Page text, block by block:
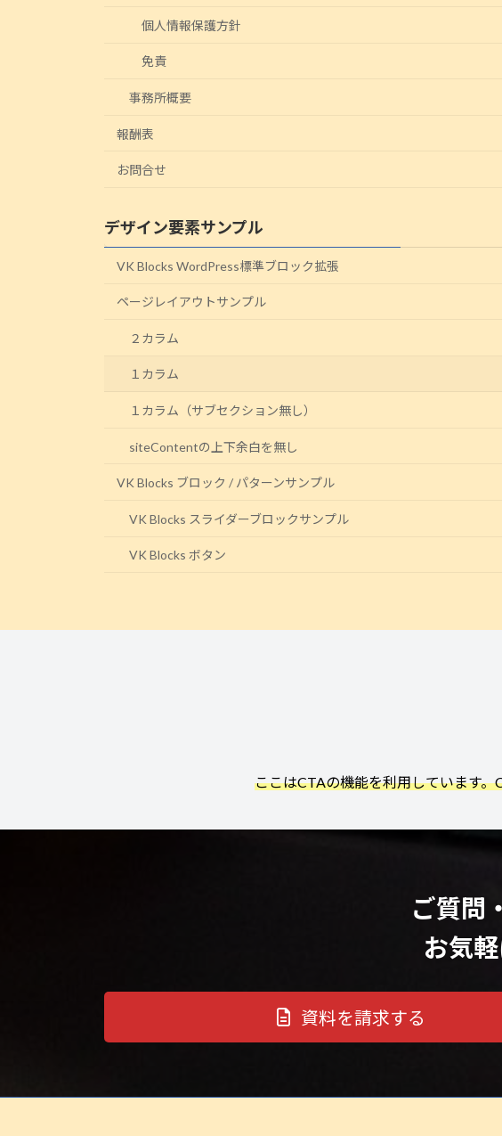
個人情報保護方針
免責
事務所概要
報酬表
お問合せ
デザイン要素サンプル
VK Blocks WordPress標準ブロック拡張
ページレイアウトサンプル
２カラム
１カラム
１カラム（サブセクション無し）
siteContentの上下余白を無し
VK Blocks ブロック / パターンサンプル
VK Blocks スライダーブロックサンプル
VK Blocks ボタン
ここはCTAの機能を利用しています
ご質問
お気
資料を請求する